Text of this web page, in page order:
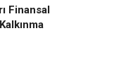
Finansal